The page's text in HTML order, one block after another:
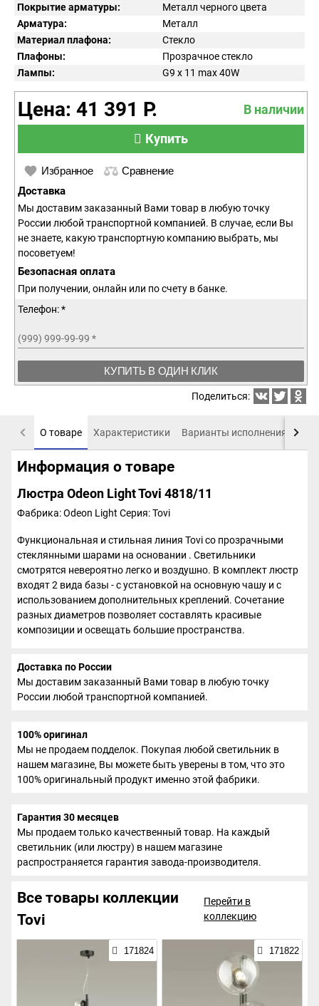
Покрытие арматуры:
Металл черного цвета
Арматура:
Металл
Материал плафона:
Стекло
Плафоны:
Прозрачное стекло
Лампы:
G9 x 11 max 40W
Цена: 41 391 Р.
В наличии
Купить
Избранное Сравнение
Доставка
Мы доставим заказанный Вами товар в любую точку
России любой транспортной компанией. В случае, если Вы
не знаете, какую транспортную компанию выбрать, мы
посоветуем!
Безопасная оплата
При получении, онлайн или по счету в банке.
Телефон: *
(999) 999-99-99 *
КУПИТЬ В ОДИН КЛИК
Поделиться:
О товаре Характеристики Варианты исполнения
Информация о товаре
Люстра Odeon Light Tovi 4818/11
Фабрика: Odeon Light Серия: Tovi
Функциональная и стильная линия Tovi со прозрачными
стеклянными шарами на основании . Светильники
смотрятся невероятно легко и воздушно. В комплект люстр
входят 2 вида базы - с установкой на основную чашу и с
использованием дополнительных креплений. Сочетание
разных диаметров позволяет составлять красивые
композиции и освещать большие пространства.
Доставка по России
Мы доставим заказанный Вами товар в любую точку
России любой транспортной компанией.
100% оригинал
Мы не продаем подделок. Покупая любой светильник в
нашем магазине, Вы можете быть уверены в том, что это
100% оригинальный продукт именно этой фабрики.
Гарантия 30 месяцев
Мы продаем только качественный товар. На каждый
светильник (или люстру) в нашем магазине
распространяется гарантия завода-производителя.
Все товары коллекции
Tovi
Перейти в
коллекцию
171824 171822